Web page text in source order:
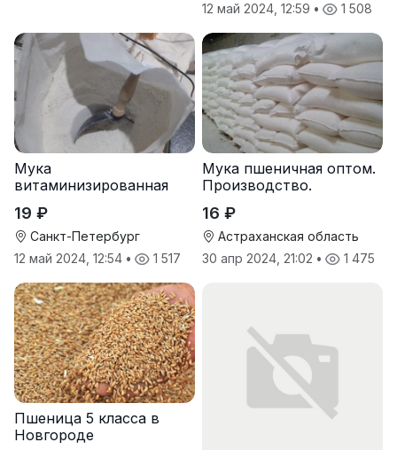
12 май 2024, 12:59 • 1 508
Мука
витаминизированная
19 ₽
Санкт-Петербург
12 май 2024, 12:54 • 1 517
Мука пшеничная оптом.
Производство.
16 ₽
Астраханская область
30 апр 2024, 21:02 • 1 475
Пшеница 5 класса в
Новгороде